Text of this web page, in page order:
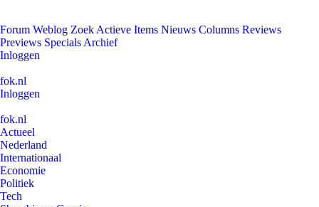
Forum Weblog Zoek Actieve Items Nieuws Columns Reviews
Previews Specials Archief
Inloggen
fok.nl
Inloggen
fok.nl
Actueel
Nederland
Internationaal
Economie
Politiek
Tech